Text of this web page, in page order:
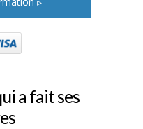
a fait ses